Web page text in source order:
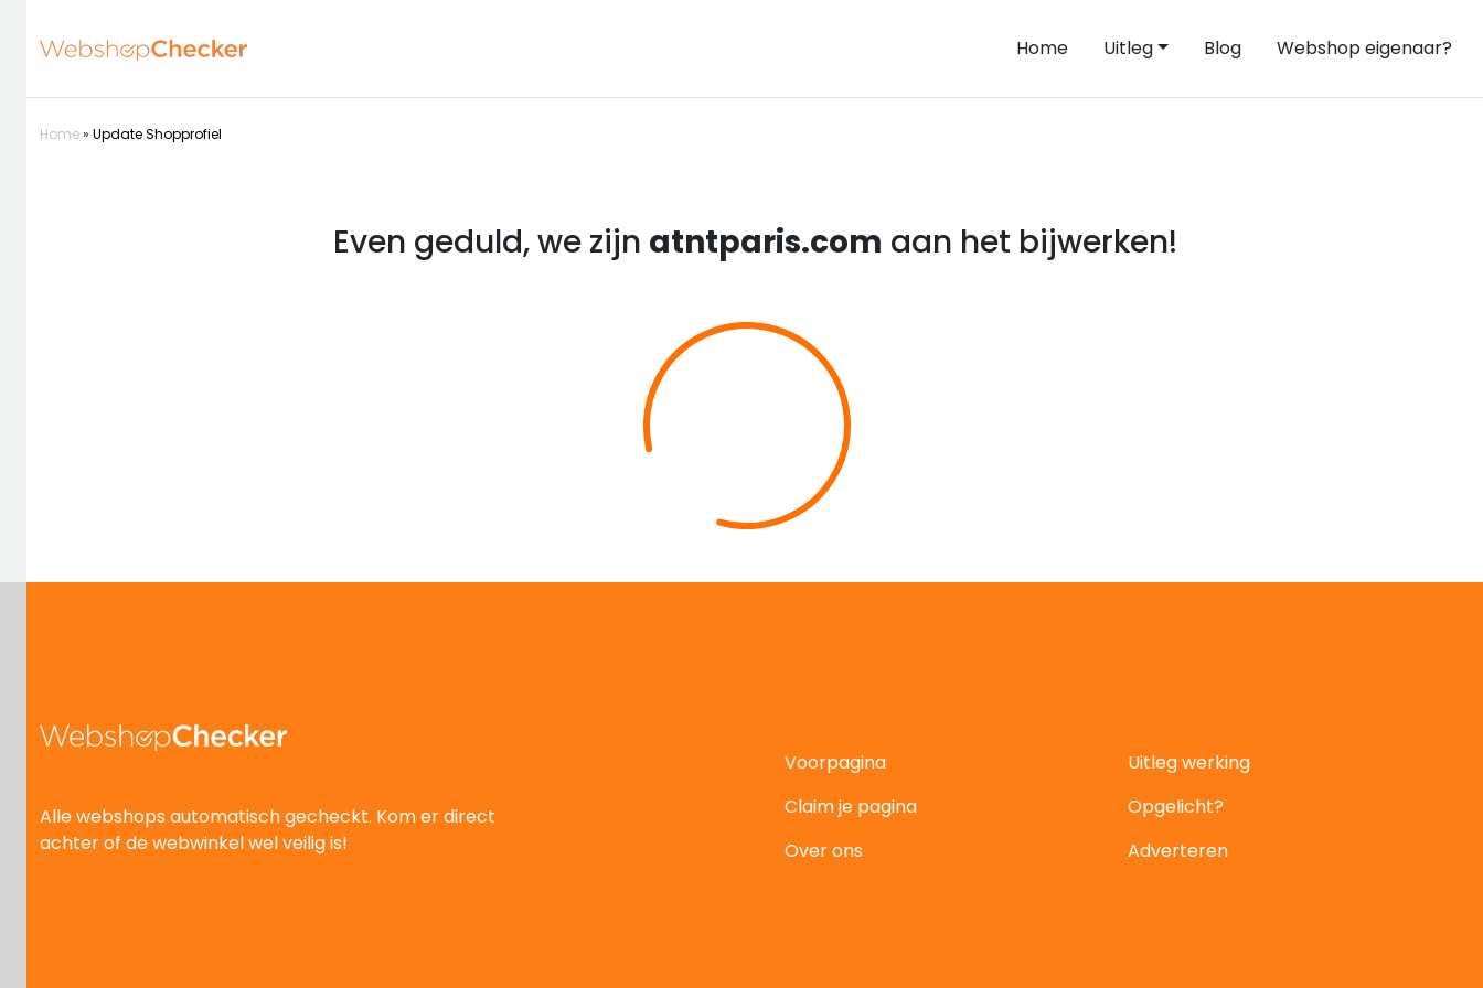
Home Uitleg Blog Webshop eigenaar?
Home» Update Shopprofiel
Even geduld, we zijn atntparis.com aan het bijwerken!
Alle webshops automatisch gecheckt. Kom er direct
achter of de webwinkel wel veilig is!
Voorpagina
Uitleg werking
Claim je pagina
Opgelicht?
Over ons
Adverteren